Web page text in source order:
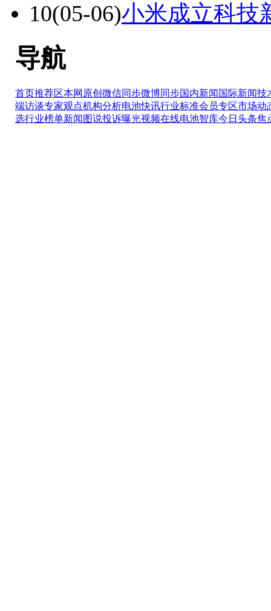
10(05-06)小米成立科技
导航
首页推荐区本网原创 微信同步微博同步国内新闻 国际新闻技
端访谈专家观点机构分析电池快讯行业标准会员专区市场动
选行业榜单新闻图说投诉曝光视频在线电池智库今日头条焦